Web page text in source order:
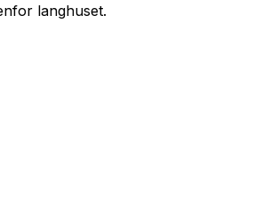
langhuset.